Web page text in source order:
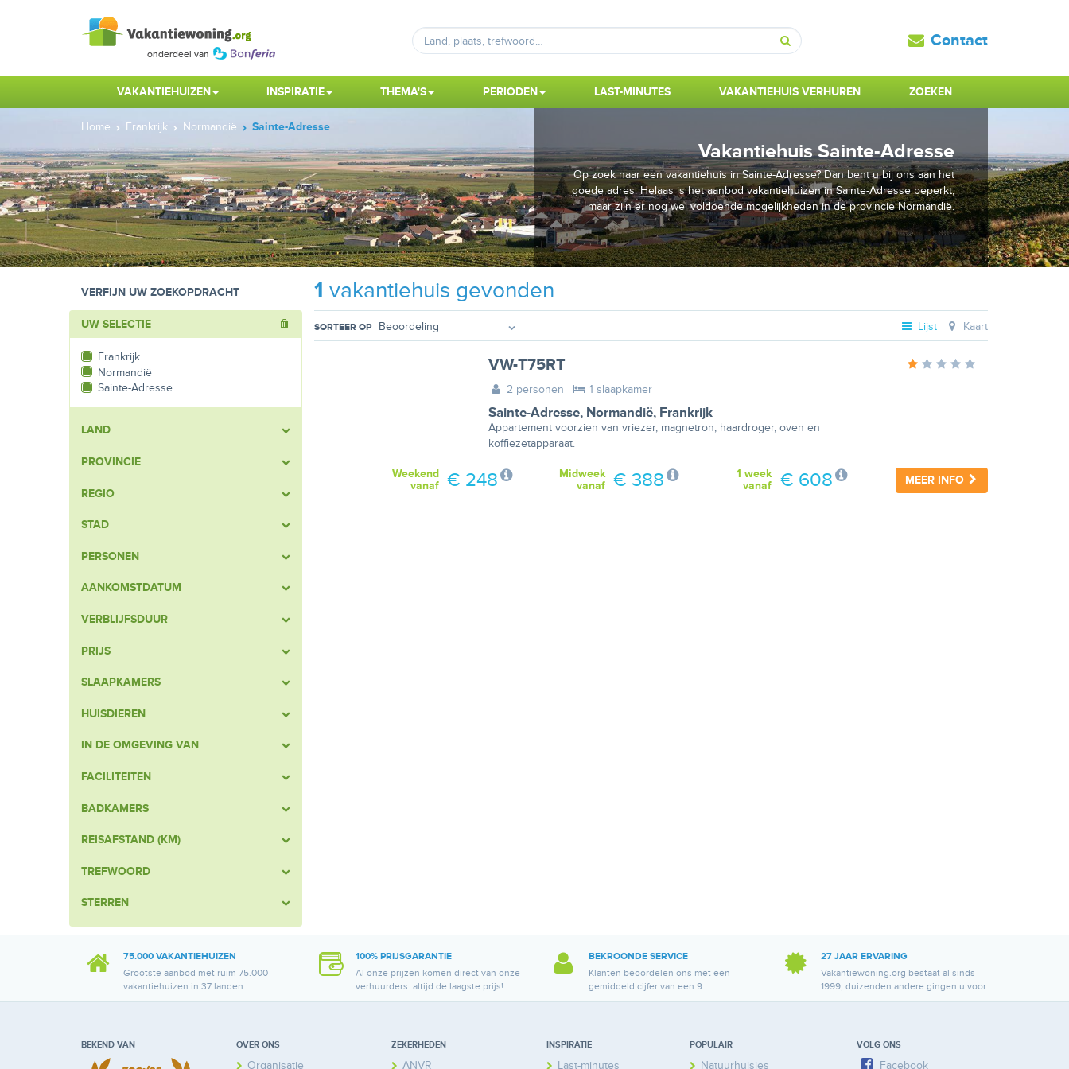
Zoeken
Contact
VAKANTIEHUIZEN INSPIRATIE THEMA'S PERIODEN LAST-MINUTES VAKANTIEHUIS VERHUREN ZOEKEN
Home Frankrijk Normandië Sainte-Adresse
Vakantiehuis Sainte-Adresse
Op zoek naar een vakantiehuis in Sainte-Adresse? Dan bent u bij ons aan het
goede adres. Helaas is het aanbod vakantiehuizen in Sainte-Adresse beperkt,
maar zijn er nog wel voldoende mogelijkheden in de provincie Normandië.
VERFIJN UW ZOEKOPDRACHT 1 vakantiehuis gevonden
UW SELECTIE
Frankrijk
Normandië
Sainte-Adresse
LAND
PROVINCIE
REGIO
STAD
PERSONEN
AANKOMSTDATUM
VERBLIJFSDUUR
PRIJS
SLAAPKAMERS
HUISDIEREN
IN DE OMGEVING VAN
FACILITEITEN
BADKAMERS
REISAFSTAND (KM)
TREFWOORD
STERREN
SORTEER OP Lijst Kaart
VW-T75RT
2 personen 1 slaapkamer
Sainte-Adresse, Normandië, Frankrijk
Appartement voorzien van vriezer, magnetron, haardroger, oven en
koffiezetapparaat.
MEER INFO
1 week
vanaf
€ 608
Midweek
vanaf
€ 388
Weekend
vanaf
€ 248
75.000 VAKANTIEHUIZEN
Grootste aanbod met ruim 75.000
vakantiehuizen in 37 landen.
100% PRIJSGARANTIE
Al onze prijzen komen direct van onze
verhuurders: altijd de laagste prijs!
BEKROONDE SERVICE
Klanten beoordelen ons met een
gemiddeld cijfer van een 9.
27 JAAR ERVARING
Vakantiewoning.org bestaat al sinds
1999, duizenden andere gingen u voor.
BEKEND VAN OVER ONS
Organisatie
ZEKERHEDEN
ANVR
INSPIRATIE
Last-minutes
POPULAIR
Natuurhuisjes
VOLG ONS
Facebook